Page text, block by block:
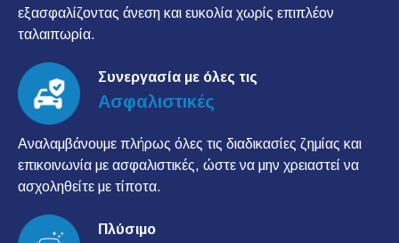
εξασφαλίζοντας άνεση και ευκολία χωρίς επιπλέον
ταλαιπωρία.
Συνεργασία με όλες τις
Ασφαλιστικές
Αναλαμβάνουμε πλήρως όλες τις διαδικασίες ζημίας και
επικοινωνία με ασφαλιστικές, ώστε να μην χρειαστεί να
ασχοληθείτε με τίποτα.
Πλύσιμο